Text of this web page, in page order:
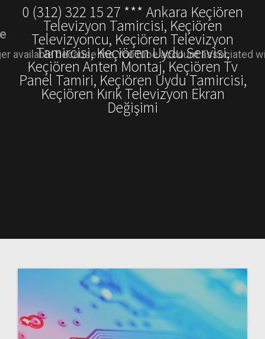
0 (312) 322 15 27 *** Ankara Keçiören
Televizyon Tamircisi, Keçiören
Televizyoncu, Keçiören Televizyon
Tamircisi, Keçiören Uydu Servisi,
Keçiören Anten Montaj, Keçiören Tv
Panel Tamiri, Keçiören Uydu Tamircisi,
Keçiören Kırık Televizyon Ekran
Değişimi